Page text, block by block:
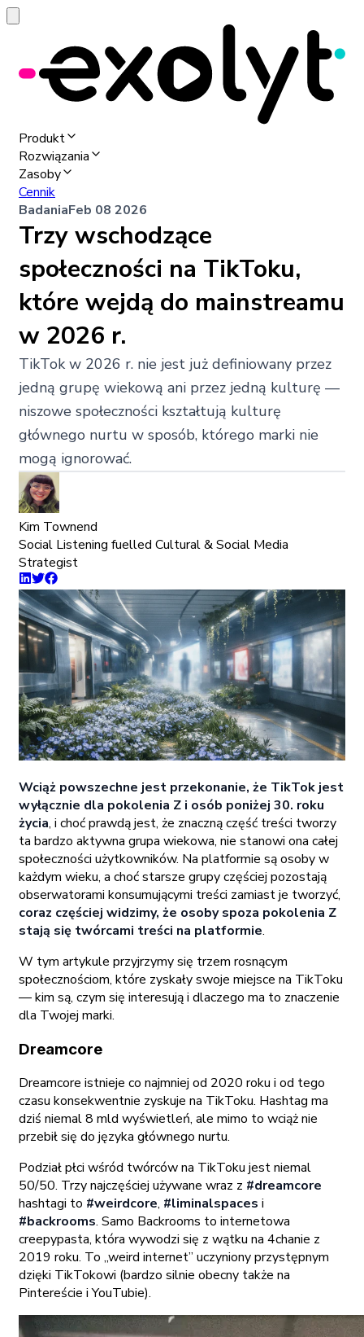
Produkt
Rozwiązania
Zasoby
Cennik
BadaniaFeb 08 2026
Trzy wschodzące
społeczności na TikToku,
które wejdą do mainstreamu
w 2026 r.
TikTok w 2026 r. nie jest już definiowany przez
jedną grupę wiekową ani przez jedną kulturę —
niszowe społeczności kształtują kulturę
głównego nurtu w sposób, którego marki nie
mogą ignorować.
Kim Townend
Social Listening fuelled Cultural & Social Media
Strategist
Wciąż powszechne jest przekonanie, że TikTok jest
wyłącznie dla pokolenia Z i osób poniżej 30. roku
życia, i choć prawdą jest, że znaczną część treści tworzy
ta bardzo aktywna grupa wiekowa, nie stanowi ona całej
społeczności użytkowników. Na platformie są osoby w
każdym wieku, a choć starsze grupy częściej pozostają
obserwatorami konsumującymi treści zamiast je tworzyć,
coraz częściej widzimy, że osoby spoza pokolenia Z
stają się twórcami treści na platformie.
W tym artykule przyjrzymy się trzem rosnącym
społecznościom, które zyskały swoje miejsce na TikToku
— kim są, czym się interesują i dlaczego ma to znaczenie
dla Twojej marki.
Dreamcore
Dreamcore istnieje co najmniej od 2020 roku i od tego
czasu konsekwentnie zyskuje na TikToku. Hashtag ma
dziś niemal 8 mld wyświetleń, ale mimo to wciąż nie
przebił się do języka głównego nurtu.
Podział płci wśród twórców na TikToku jest niemal
50/50. Trzy najczęściej używane wraz z #dreamcore
hashtagi to #weirdcore, #liminalspaces i
#backrooms. Samo Backrooms to internetowa
creepypasta, która wywodzi się z wątku na 4chanie z
2019 roku. To „weird internet” uczyniony przystępnym
dzięki TikTokowi (bardzo silnie obecny także na
Pintereście i YouTubie).